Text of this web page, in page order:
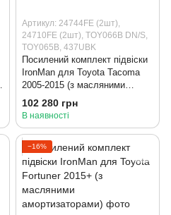
Артикул: 24744FE (2шт),
24710FE (2шт), TOY066B DN/S,
TOY065B, 437UBK
Посилений комплект підвіски
IronMan для Toyota Tacoma
2005-2015 (з масляними
амортизаторами)
102 280 грн
В наявності
−16%